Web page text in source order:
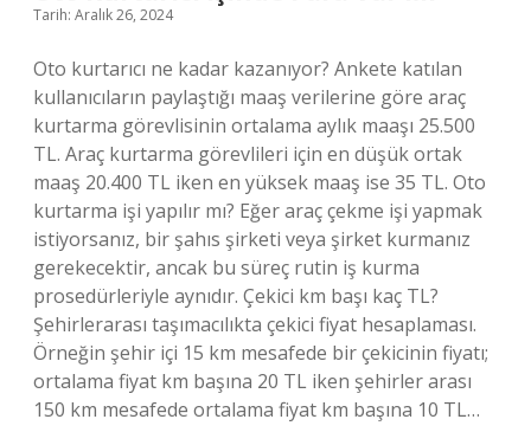
Tarih: Aralık 26, 2024
Oto kurtarıcı ne kadar kazanıyor? Ankete katılan
kullanıcıların paylaştığı maaş verilerine göre araç
kurtarma görevlisinin ortalama aylık maaşı 25.500
TL. Araç kurtarma görevlileri için en düşük ortak
maaş 20.400 TL iken en yüksek maaş ise 35 TL. Oto
kurtarma işi yapılır mı? Eğer araç çekme işi yapmak
istiyorsanız, bir şahıs şirketi veya şirket kurmanız
gerekecektir, ancak bu süreç rutin iş kurma
prosedürleriyle aynıdır. Çekici km başı kaç TL?
Şehirlerarası taşımacılıkta çekici fiyat hesaplaması.
Örneğin şehir içi 15 km mesafede bir çekicinin fiyatı;
ortalama fiyat km başına 20 TL iken şehirler arası
150 km mesafede ortalama fiyat km başına 10 TL…